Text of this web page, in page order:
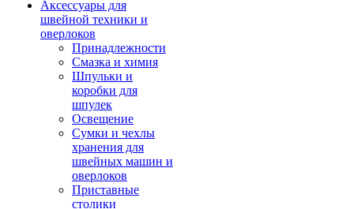
Аксессуары для
швейной техники и
оверлоков
Принадлежности
Смазка и химия
Шпульки и
коробки для
шпулек
Освещение
Сумки и чехлы
хранения для
швейных машин и
оверлоков
Приставные
столики